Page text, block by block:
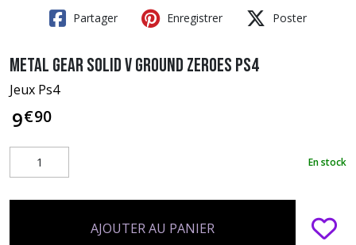
Partager Enregistrer Poster
Metal Gear Solid V Ground Zeroes PS4
Jeux Ps4
9€90
En stock
AJOUTER AU PANIER